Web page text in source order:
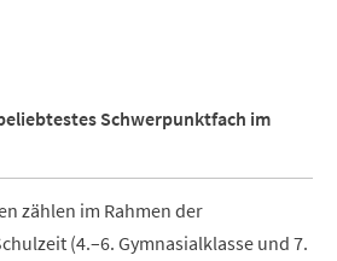
Schwerpunktfach im
zählen im Rahmen der
(4.–6. Gymnasialklasse und 7.